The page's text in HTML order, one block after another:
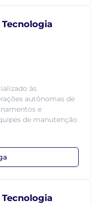
às
autônomas de
e
de manutenção